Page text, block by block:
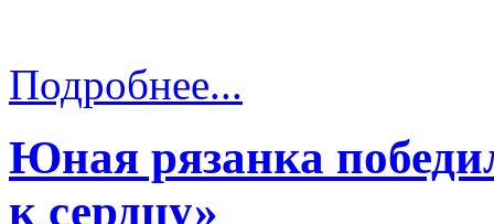
Подробнее...
Юная рязанка
к сердцу»